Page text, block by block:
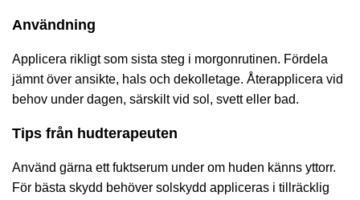
Användning
Applicera rikligt som sista steg i morgonrutinen. Fördela
jämnt över ansikte, hals och dekolletage. Återapplicera vid
behov under dagen, särskilt vid sol, svett eller bad.
Tips från hudterapeuten
Använd gärna ett fuktserum under om huden känns yttorr.
För bästa skydd behöver solskydd appliceras i tillräcklig